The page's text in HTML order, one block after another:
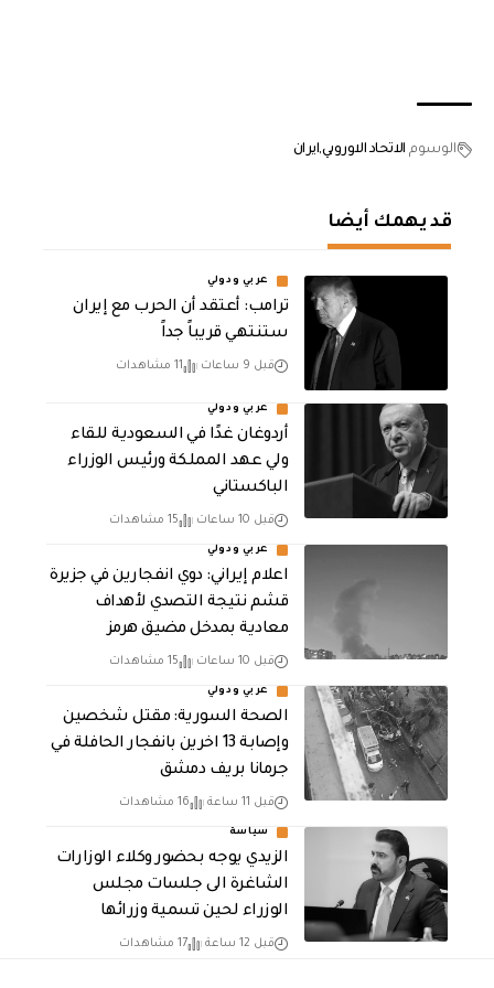
الوسوم الاتحاد الاوروبيايران
قد يهمك أيضا
عربي ودولي
‏ترامب: أعتقد أن الحرب مع إيران
ستنتهي قريباً جداً
قبل 9 ساعات 11 مشاهدات
عربي ودولي
أردوغان غدًا في السعودية للقاء
ولي عهد المملكة ورئيس الوزراء
الباكستاني
قبل 10 ساعات 15 مشاهدات
عربي ودولي
اعلام إيراني: دوي انفجارين في جزيرة
قشم نتيجة التصدي لأهداف
معادية بمدخل مضيق هرمز
قبل 10 ساعات 15 مشاهدات
عربي ودولي
الصحة السورية: مقتل شخصين
وإصابة 13 اخرين بانفجار الحافلة في
جرمانا بريف دمشق
قبل 11 ساعة 16 مشاهدات
سياسة
الزيدي يوجه بحضور وكلاء الوزارات
الشاغرة الى جلسات مجلس
الوزراء لحين تسمية وزرائها
قبل 12 ساعة 17 مشاهدات